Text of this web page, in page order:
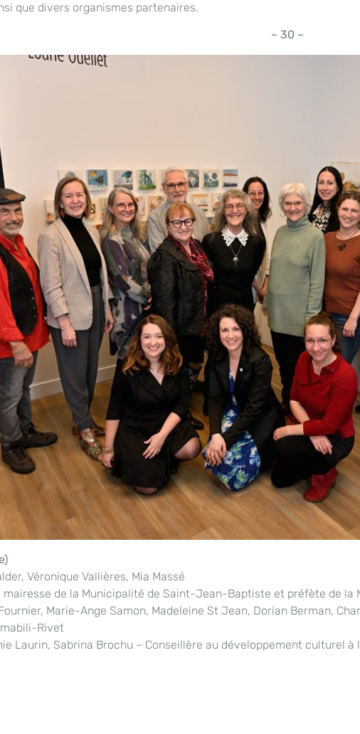
que divers organismes partenaires.
– 30 –
Véronique Vallières, Mia Massé
mairesse de la Municipalité de Saint-Jean-Baptiste et préfète de la
Marie-Ange Samon, Madeleine St Jean, Dorian Berman,
Rivet
Laurin, Sabrina Brochu – Conseillère au développement culturel à